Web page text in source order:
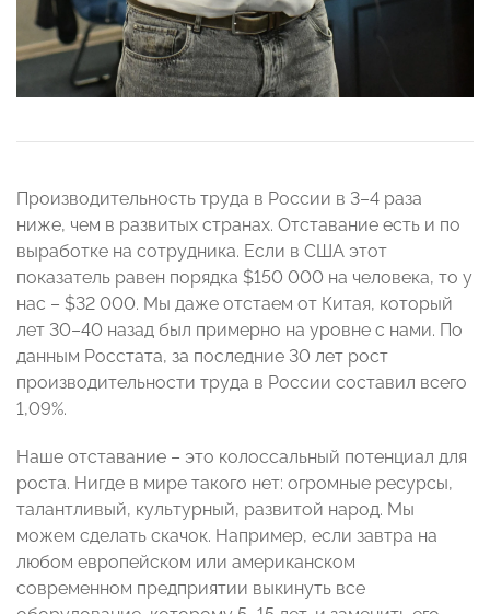
Производительность труда в России в 3–4 раза
ниже, чем в развитых странах. Отставание есть и по
выработке на сотрудника. Если в США этот
показатель равен порядка $150 000 на человека, то у
нас – $32 000. Мы даже отстаем от Китая, который
лет 30–40 назад был примерно на уровне с нами. По
данным Росстата, за последние 30 лет рост
производительности труда в России составил всего
1,09%.
Наше отставание – это колоссальный потенциал для
роста. Нигде в мире такого нет: огромные ресурсы,
талантливый, культурный, развитой народ. Мы
можем сделать скачок. Например, если завтра на
любом европейском или американском
современном предприятии выкинуть все